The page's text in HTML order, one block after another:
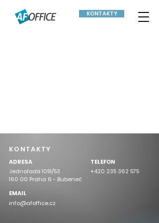
KONTAKTY
KONTAKTY
ADRESA
Jednořadá 1051/53
160 00 Praha 6 - Bubeneč
EMAIL
info@afoffice.cz
TELEFON
+420 235 362 575